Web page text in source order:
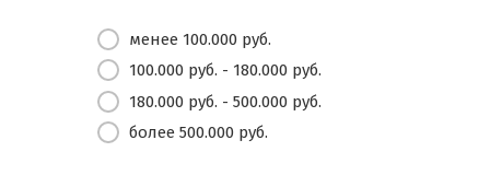
менее 100.000 руб.
100.000 руб. - 180.000 руб.
180.000 руб. - 500.000 руб.
более 500.000 руб.